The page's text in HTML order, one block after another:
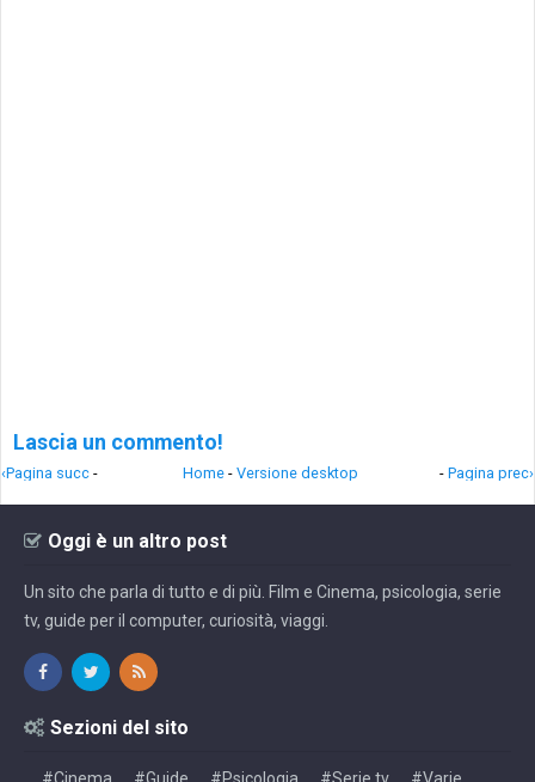
Lascia un commento!
‹Pagina succ - - Pagina prec›
Home - Versione desktop
Oggi è un altro post
Un sito che parla di tutto e di più. Film e Cinema, psicologia, serie
tv, guide per il computer, curiosità, viaggi.
Sezioni del sito